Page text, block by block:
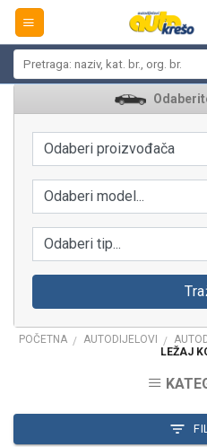
Skip
content
Odaberi proizvođača
Odaberi model...
Odaberi tip...
POČETNA / AUTODIJELOVI /
LEŽAJ